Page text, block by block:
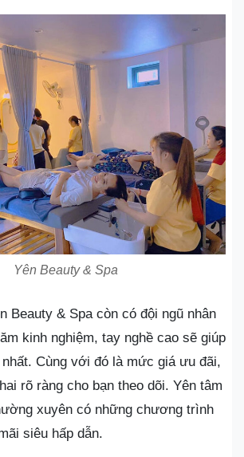
Yên Beauty & Spa
Beauty & Spa còn có đội ngũ nhân
kinh nghiệm, tay nghề cao sẽ giúp
Cùng với đó là mức giá ưu đãi,
rõ ràng cho bạn theo dõi. Yên tâm
xuyên có những chương trình
siêu hấp dẫn.